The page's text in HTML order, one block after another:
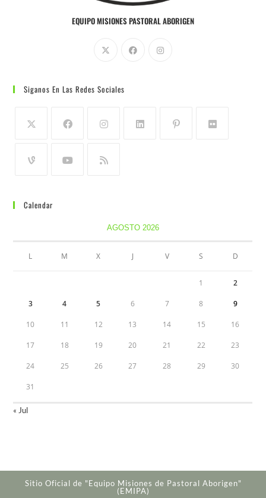
EQUIPO MISIONES PASTORAL ABORIGEN
Siganos En Las Redes Sociales
Calendar
AGOSTO 2026
L M X J V S D
1 2
3 4 5 6 7 8 9
10 11 12 13 14 15 16
17 18 19 20 21 22 23
24 25 26 27 28 29 30
31
« Jul
Sitio Oficial de "Equipo Misiones de Pastoral Aborigen"
(EMIPA)